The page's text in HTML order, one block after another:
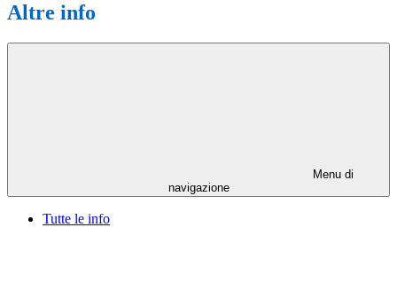
Altre info
Menu di
navigazione
Tutte le info